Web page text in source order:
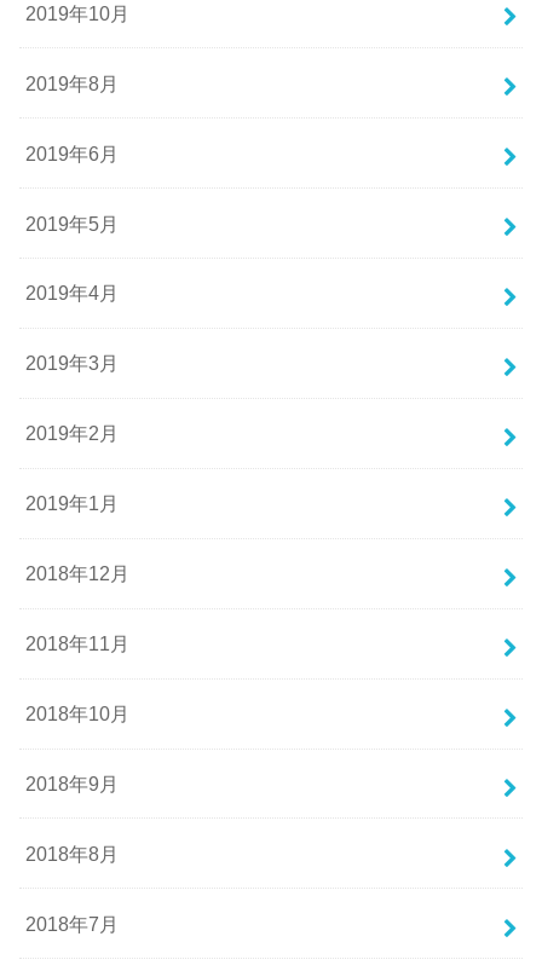
2019年10月
2019年8月
2019年6月
2019年5月
2019年4月
2019年3月
2019年2月
2019年1月
2018年12月
2018年11月
2018年10月
2018年9月
2018年8月
2018年7月